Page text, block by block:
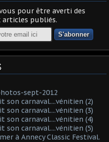
pour être averti des
articles publiés.
sept-2012
son carnaval....vénitien (2)
son carnaval....vénitien (3)
son carnaval....vénitien (4)
son carnaval....vénitien (5)
à Annecy Classic Festival.